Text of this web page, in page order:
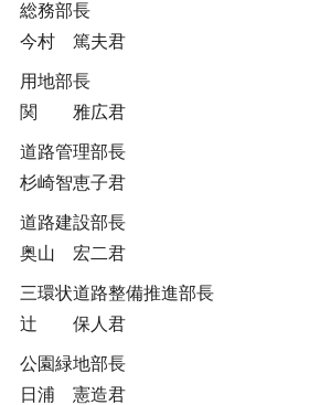
総務部長
今村 篤夫君
用地部長
関 雅広君
道路管理部長
杉崎智恵子君
道路建設部長
奥山 宏二君
三環状道路整備推進部長
辻 保人君
公園緑地部長
日浦 憲造君